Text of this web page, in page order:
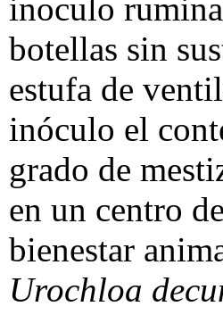
inoculo
botellas sin
estufa de
inóculo el
grado de
en un centro
bienestar
Urochloa